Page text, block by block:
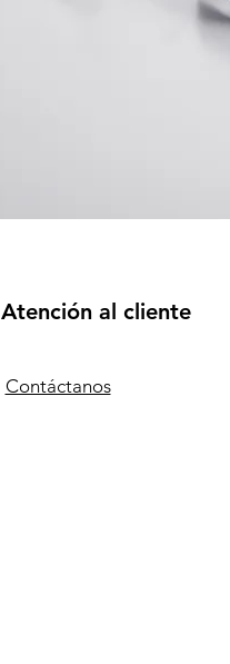
Atención al cliente
Contáctanos